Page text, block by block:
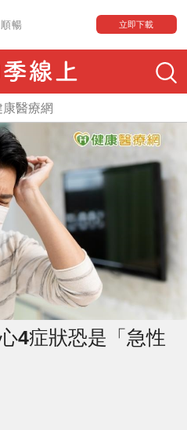
暢 立即下載
康醫療網
4症狀恐是「急性